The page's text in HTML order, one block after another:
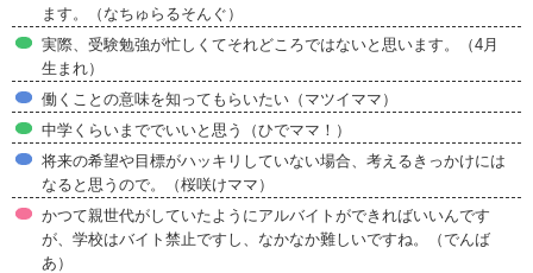
ます。（なちゅらるそんぐ）
実際、受験勉強が忙しくてそれどころではないと思います。（4月
生まれ）
働くことの意味を知ってもらいたい（マツイママ）
中学くらいまででいいと思う（ひでママ！）
将来の希望や目標がハッキリしていない場合、考えるきっかけには
なると思うので。（桜咲けママ）
かつて親世代がしていたようにアルバイトができればいいんです
が、学校はバイト禁止ですし、なかなか難しいですね。（でんば
あ）